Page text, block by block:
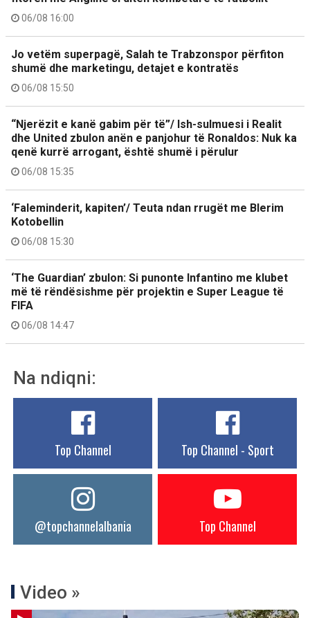
06/08 16:00
Jo vetëm superpagë, Salah te Trabzonspor përfiton
shumë dhe marketingu, detajet e kontratës
06/08 15:50
“Njerëzit e kanë gabim për të”/ Ish-sulmuesi i Realit
dhe United zbulon anën e panjohur të Ronaldos: Nuk ka
qenë kurrë arrogant, është shumë i përulur
06/08 15:35
‘Faleminderit, kapiten’/ Teuta ndan rrugët me Blerim
Kotobellin
06/08 15:30
‘The Guardian’ zbulon: Si punonte Infantino me klubet
më të rëndësishme për projektin e Super League të
FIFA
06/08 14:47
Na ndiqni:
Top Channel Top Channel - Sport
@topchannelalbania Top Channel
Video »